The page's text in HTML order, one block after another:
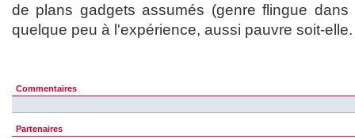
de plans gadgets assumés (genre flingue
quelque peu à l'expérience, aussi pauvre soit-elle.
Commentaires
Partenaires